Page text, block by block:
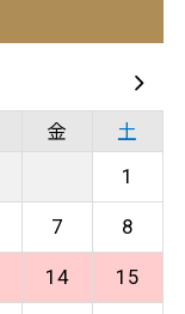
金 土
1
7 8
14 15